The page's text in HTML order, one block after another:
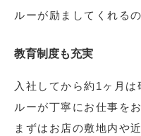
ルーが励ましてくれる
教育制度も充実
入社してから約1ヶ月
ルーが丁寧にお仕事を
まずはお店の敷地内や